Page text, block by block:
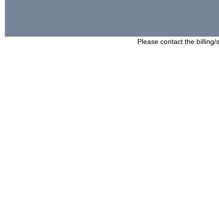
Please contact the